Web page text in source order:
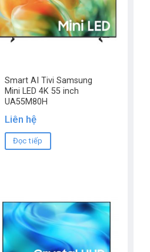
Smart AI Tivi Samsung
Mini LED 4K 55 inch
UA55M80H
Liên hệ
Đọc tiếp